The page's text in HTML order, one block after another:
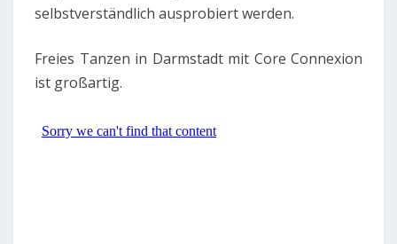
selbstverständlich ausprobiert werden.
Freies Tanzen in Darmstadt mit Core Connexion
ist großartig.